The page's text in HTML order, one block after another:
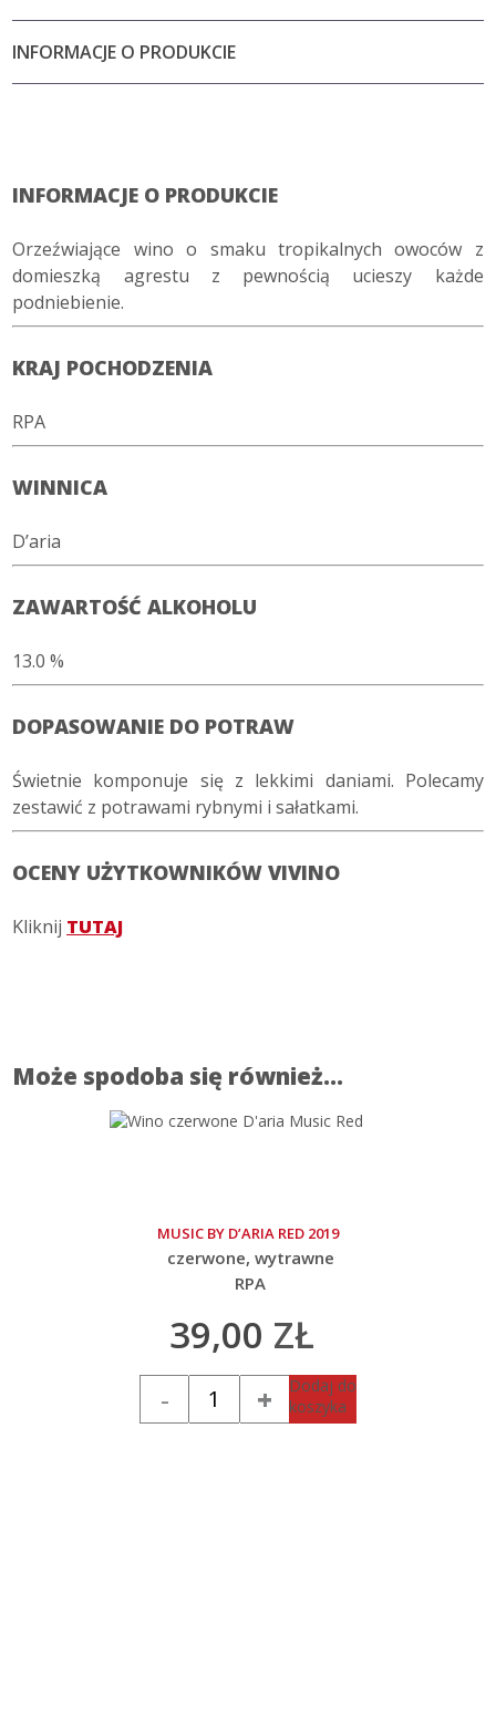
INFORMACJE O PRODUKCIE
INFORMACJE O PRODUKCIE
Orzeźwiające wino o smaku tropikalnych owoców z
domieszką agrestu z pewnością ucieszy każde
podniebienie.
KRAJ POCHODZENIA
RPA
WINNICA
D’aria
ZAWARTOŚĆ ALKOHOLU
13.0 %
DOPASOWANIE DO POTRAW
Świetnie komponuje się z lekkimi daniami. Polecamy
zestawić z potrawami rybnymi i sałatkami.
OCENY UŻYTKOWNIKÓW VIVINO
Kliknij TUTAJ
Może spodoba się również…
MUSIC BY D’ARIA RED 2019
czerwone wytrawne
RPA
39,00 ZŁ
Dodaj do
koszyka